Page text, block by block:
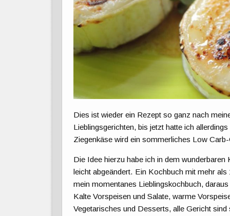
Dies ist wieder ein Rezept so ganz nach
Lieblingsgerichten, bis jetzt hatte ich
Ziegenkäse wird ein sommerliches Low
Die Idee hierzu habe ich in dem wunderbaren
leicht abgeändert. Ein Kochbuch mit mehr
mein momentanes Lieblingskochbuch,
Kalte Vorspeisen und Salate, warme
Vegetarisches und Desserts, alle Gericht